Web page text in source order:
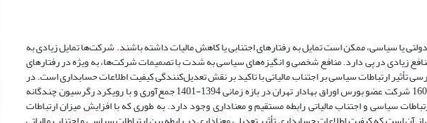
یا سیاسی، ممکن است تمایل به رفتارهای اجتنابی یا کاهش مالیات داشته باشند. شرکت‌ها تمایل زیادی به
منافع زیادی در پی دارد. منافع شخصی و انگیزه‌های سیاسی به شدت با تصمیمات ‌‌شرکت‌ها، به ویژه در رفتارهای
‌‌تأثیر ارتباطات سیاسی بر اجتناب مالیاتی با تاکید بر نقش تعدیل‌کنندگی کیفیت اطلاعات حسابداری است. در
راستای دستیابی به این هدف و آزمون فرضیه‌‌‌‌های پژوهش، داده‌های 160 شرکت عضو بورس اوراق بهادار تهران در بازه زمانی 1394-1401 جمع‌‌‌‌آوری و با رویکرد رگرسیون چندگانه
سیاسی و اجتناب مالیاتی رابطه مستقیم و معناداری وجود دارد. به طوری که با افزایش میزان ارتباطات